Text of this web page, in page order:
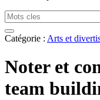
Catégorie : Arts et
Noter et
team